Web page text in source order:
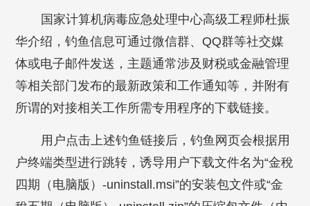
国家计算机病毒应急处理中心高级工程师杜振
华介绍，钓鱼信息可通过微信群、QQ群等社交媒
体或电子邮件发送，主题通常涉及财税或金融管理
等相关部门发布的最新政策和工作通知等，并附有
所谓的对接相关工作所需专用程序的下载链接。
用户点击上述钓鱼链接后，钓鱼网页会根据用
户终端类型进行跳转，诱导用户下载文件名为“金稅
四期（电脑版）-uninstall.msi”的安装包文件或“金